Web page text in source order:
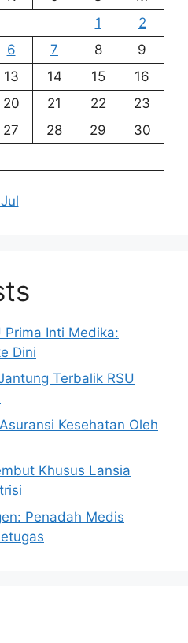
1
2
6 7 8
9
13 14 15
16
20 21 22
23
27 28 29
30
Prima Inti Medika:
Dini
Terbalik RSU
Kesehatan Oleh
Khusus Lansia
Penadah Medis